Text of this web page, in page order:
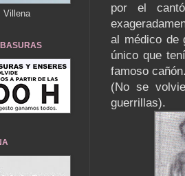
por el
al médico de
único que
famoso
(No se
guerrillas).
Villena
BASURAS